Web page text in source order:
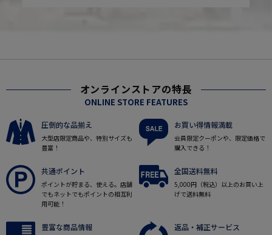
オンラインストアの特長
ONLINE STORE FEATURES
圧倒的な品揃え
大型店限定商品や、特別サイズも
豊富！
お買い得情報満載
会員限定クーポンや、限定価格で
購入できる！
共通ポイント
ポイントが貯まる、使える。店舗
でもネットでもポイントの相互利
用可能！
全国送料無料
5,000円（税込）以上のお買い上
げで送料無料
豊富な商品情報 返品・補正サービス